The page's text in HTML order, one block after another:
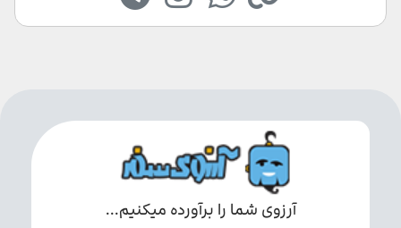
آرزوی شما را برآورده میکنیم...